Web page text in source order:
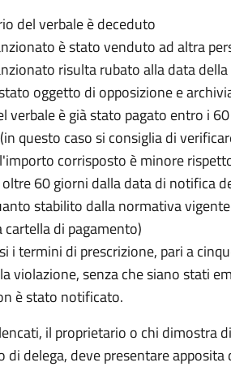
del verbale è deceduto
è stato venduto ad altra
risulta rubato alla data
oggetto di opposizione e
verbale è già stato pagato entro i
questo caso si consiglia di
corrisposto è minore
60 giorni dalla data di notifica
stabilito dalla normativa
di pagamento)
i termini di prescrizione, pari a
violazione, senza che siano stati
è stato notificato.
il proprietario o chi dimostra
delega, deve presentare